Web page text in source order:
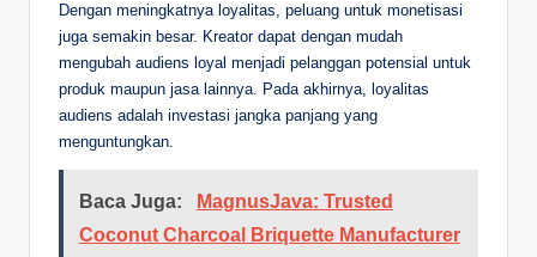
Dengan meningkatnya loyalitas, peluang untuk monetisasi
juga semakin besar. Kreator dapat dengan mudah
mengubah audiens loyal menjadi pelanggan potensial untuk
produk maupun jasa lainnya. Pada akhirnya, loyalitas
audiens adalah investasi jangka panjang yang
menguntungkan.
Baca Juga:
MagnusJava: Trusted
Coconut Charcoal Briquette Manufacturer